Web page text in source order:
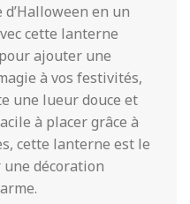
en un
cette lanterne
ajouter une
à vos festivités,
une lueur douce et
à placer grâce à
cette lanterne est le
décoration